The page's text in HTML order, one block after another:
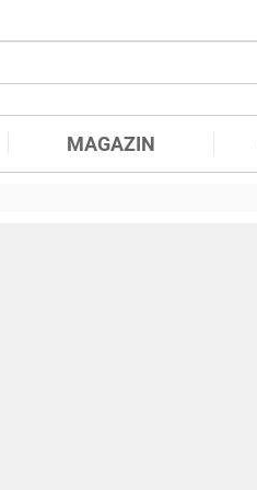
MAGAZIN